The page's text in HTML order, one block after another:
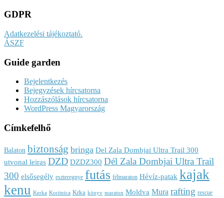
GDPR
Adatkezelési tájékoztató.
ÁSZF
Guide garden
Bejelentkezés
Bejegyzések hírcsatorna
Hozzászólások hírcsatorna
WordPress Magyarország
Címkefelhő
Balaton biztonság bringa Del Zala Dombjai Ultra Trail 300
utvonal leiras DZD DZDZ300 Dél Zala Dombjai Ultra Trail
300 elsősegély eszteregnye futás félmaraton Hévíz-patak kajak
kenu Kerka Koritnica Krka könyv maraton Moldva Mura rafting rescue